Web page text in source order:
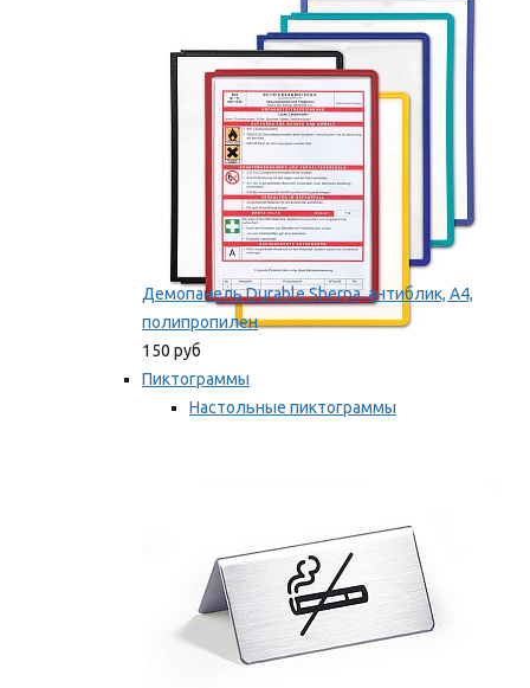
Мы рекомендуем
Демопанель Durable Sherpa, антиблик, А4,
полипропилен
150 руб
Пиктограммы
Настольные пиктограммы